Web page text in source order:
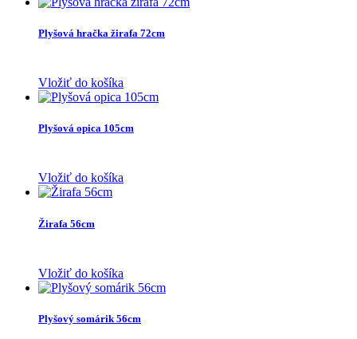
Plyšová hračka žirafa 72cm
Vložiť do košíka
Plyšová opica 105cm
Vložiť do košíka
Žirafa 56cm
Vložiť do košíka
Plyšový somárik 56cm